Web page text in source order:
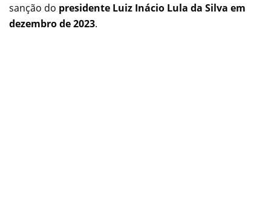
sanção do presidente Luiz Inácio Lula da Silva em
dezembro de 2023.